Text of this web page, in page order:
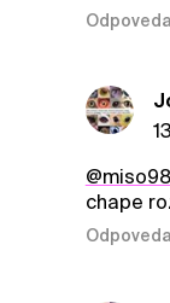
@miso98
chape